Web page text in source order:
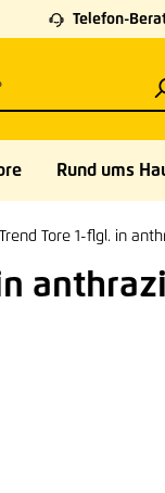
Telefon-
Rund ums
Tore 1-flgl. in